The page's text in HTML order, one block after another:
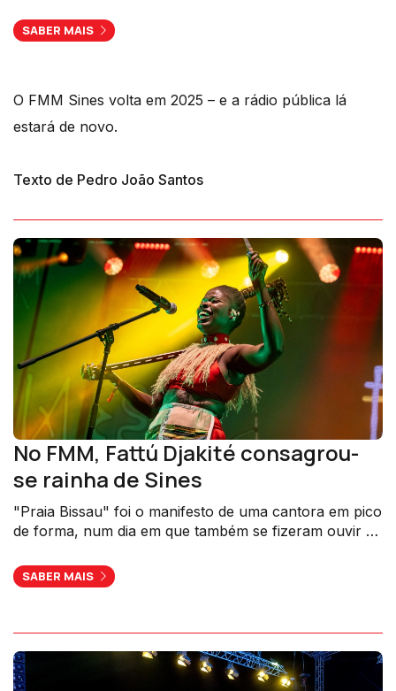
SABER MAIS
O FMM Sines volta em 2025 – e a rádio pública lá
estará de novo.
Texto de Pedro João Santos
No FMM, Fattú Djakité consagrou-
se rainha de Sines
"Praia Bissau" foi o manifesto de uma cantora em pico
de forma, num dia em que também se fizeram ouvir os
SABER MAIS